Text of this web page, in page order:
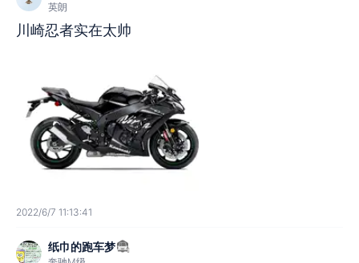
英朗
川崎忍者实在太帅
2022/6/7 11:13:41
纸巾的跑车梦